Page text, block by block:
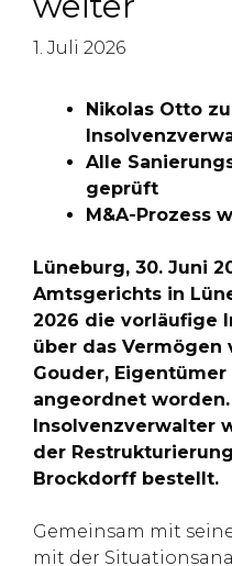
1. Juli 2026
Nikolas Otto
Alle
geprüft
M&A-Prozess
Lüneburg, 30. Juni
Amtsgerichts in
2026 die vorläufige
über das Vermögen
Gouder,
angeordnet
Insolvenzverwalter
der
Brockdorff bestellt.
Gemeinsam mit
mit der